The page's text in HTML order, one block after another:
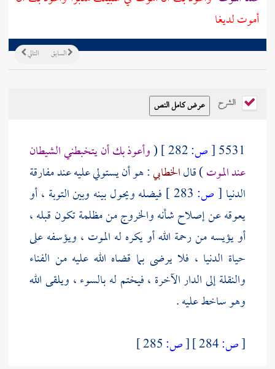
أموت لديغا
التالي السابق
الشرح
5531
[ص: (وأعوذ بك أن يتخبطني الشيطان
عند الموت) قالالخطابي: هو أن يستولي عليه عند مفارقة
الدنيا [ص:
فيضله ويحول بينه وبين التوبة ، أو
يعوقه عن إصلاح شأنه والخروج من مظلمة تكون قبله ،
أو يؤيسه من رحمة الله أو يكره له الموت ، ويؤسفه على
حياة الدنيا ، فلا يرضى بما قضاه الله عليه من الفناء
والنقلة إلى الدار الآخرة ، فيختم له بالسوء ، ويلقى الله
وهو ساخط عليه .
[ص: [ص: